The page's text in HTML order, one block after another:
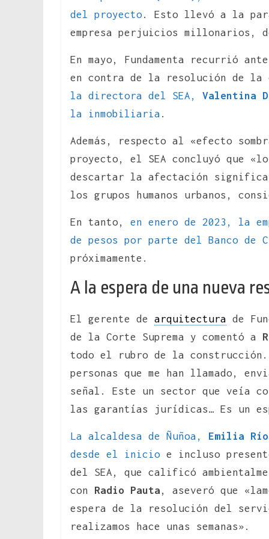
del proyecto . Esto llevó a la
empresa perjuicios millonarios,
En mayo, Fundamenta recurrió
en contra de la resolución de la
la directora del SEA, Valentina
la inmobiliaria .
Además, respecto al «efecto
proyecto, el SEA concluyó que
descartar la afectación
los grupos humanos urbanos,
En tanto, en enero de 2023, la
de pesos por parte del Banco de
próximamente.
A la espera de una nueva
El gerente de arquitectura de
de la Corte Suprema y comentó a
todo el rubro de la
personas que me han llamado,
señal. Este un sector que veía
las garantías jurídicas… Es un
La alcaldesa de Ñuñoa, Emilia
desde el inicio e incluso
del SEA, que calificó
con Radio Pauta , aseveró que
espera de la resolución del
realizamos hace unas semanas».